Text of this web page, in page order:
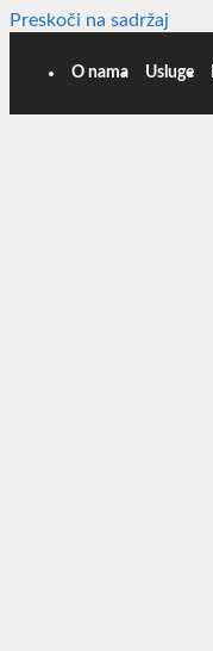
Preskoči na sadržaj
O nama Usluge